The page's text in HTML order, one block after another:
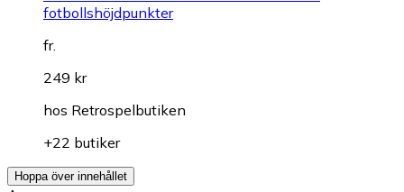
fotbollshöjdpunkter
fr.
249 kr
hos Retrospelbutiken
+22 butiker
Hoppa över innehållet